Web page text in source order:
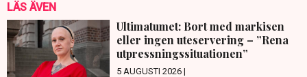
LÄS ÄVEN
Ultimatumet: Bort med markisen
eller ingen uteservering – ”Rena
utpressningssituationen”
5 AUGUSTI 2026 |